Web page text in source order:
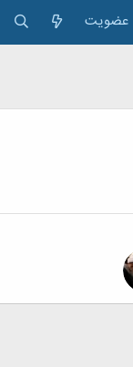
عضویت